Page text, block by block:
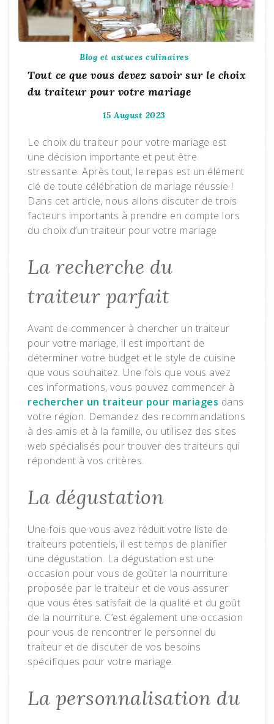
Blog et astuces culinaires
Tout ce que vous devez savoir sur le choix
du traiteur pour votre mariage
15 August 2023
Le choix du traiteur pour votre mariage est
une décision importante et peut être
stressante. Après tout, le repas est un élément
clé de toute célébration de mariage réussie !
Dans cet article, nous allons discuter de trois
facteurs importants à prendre en compte lors
du choix d’un traiteur pour votre mariage
La recherche du
traiteur parfait
Avant de commencer à chercher un traiteur
pour votre mariage, il est important de
déterminer votre budget et le style de cuisine
que vous souhaitez. Une fois que vous avez
ces informations, vous pouvez commencer à
rechercher un traiteur pour mariages dans
votre région. Demandez des recommandations
à des amis et à la famille, ou utilisez des sites
web spécialisés pour trouver des traiteurs qui
répondent à vos critères.
La dégustation
Une fois que vous avez réduit votre liste de
traiteurs potentiels, il est temps de planifier
une dégustation. La dégustation est une
occasion pour vous de goûter la nourriture
proposée par le traiteur et de vous assurer
que vous êtes satisfait de la qualité et du goût
de la nourriture. C’est également une occasion
pour vous de rencontrer le personnel du
traiteur et de discuter de vos besoins
spécifiques pour votre mariage.
La personnalisation du